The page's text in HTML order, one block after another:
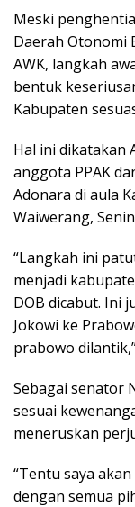
Meski
Daerah Otonomi
AWK, langkah
bentuk
Kabupaten
Hal ini dikatakan
anggota PPAK
Adonara di aula
Waiwerang,
“Langkah ini
menjadi
DOB dicabut. Ini
Jokowi ke
prabowo
Sebagai senator
sesuai
meneruskan
“Tentu saya
dengan semua